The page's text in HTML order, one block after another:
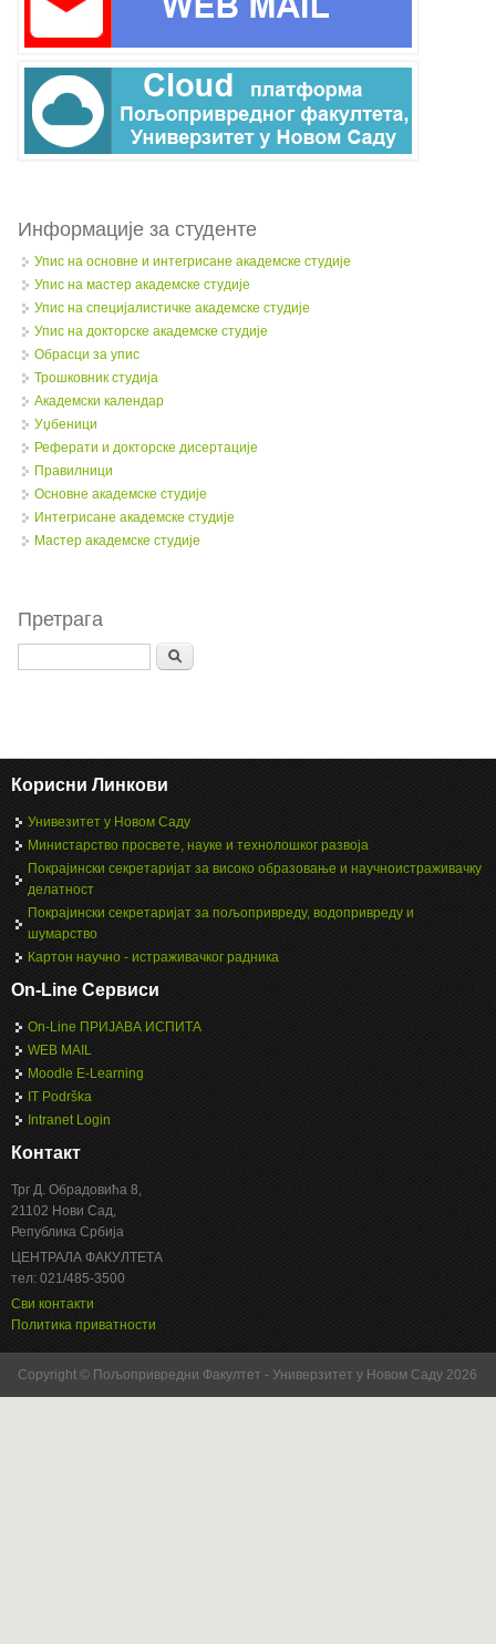
Информације за студенте
Упис на основне и интегрисане академске студије
Упис на мастер академске студије
Упис на специјалистичке академске студије
Упис на докторске академске студије
Обрасци за упис
Трошковник студија
Академски календар
Уџбеници
Реферати и докторске дисертације
Правилници
Oсновне академске студије
Интегрисане академске студије
Мастер академске студије
Претрага
Search
Корисни Линкови
Унивезитет у Новом Саду
Министарство просвете, науке и технолошког развоја
Покрајински секретаријат за високо образовање и научноистраживачку
делатност
Покрајински секретаријат за пољопривреду, водопривреду и
шумарство
Картон научно - истраживачког радника
On-Line Сервиси
On-Line ПРИЈАВА ИСПИТА
WEB MAIL
Moodle E-Learning
IT Podrška
Intranet Login
Контакт
Трг Д. Обрадовића 8,
21102 Нови Сад,
Република Србија
ЦЕНТРАЛА ФАКУЛТЕТА
тел: 021/485-3500
Сви контакти
Политика приватности
Copyright © Пољопривредни Факултет - Универзитет у Новом Саду 2026